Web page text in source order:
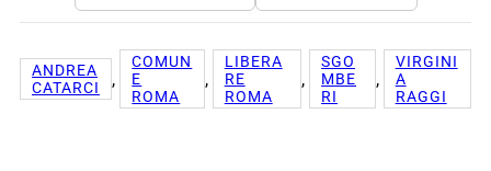
ANDREA
CATARCI
,
COMUN
E
ROMA
,
LIBERA
RE
ROMA
,
SGO
MBE
RI
,
VIRGINI
A
RAGGI